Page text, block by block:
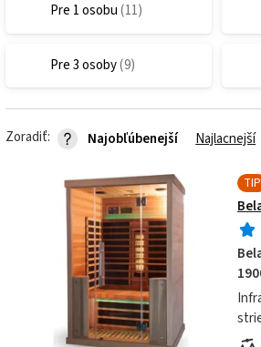
Pre 1 osobu
Pre 3 osoby
Zoradiť Najobľúbenejší Najlacnejší
TIP